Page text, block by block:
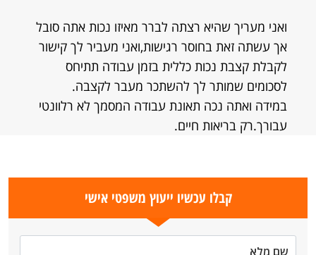
ואני מעריך שהיא רצתה לברר מאיזו נכות אתה סובל
אך עשתה זאת בחוסר רגישות,ואני מעביר לך קישור
לקבלת קצבת נכות כללית בזמן עבודה תתיחס
לסכומים שמותר לך להשתכר מעבר לקצבה.
במידה ואתה נכה תאונת עבודה המסמך לא רלוונטי
עבורך.רק בריאות חיים.
קבלו עכשיו ייעוץ משפטי אישי